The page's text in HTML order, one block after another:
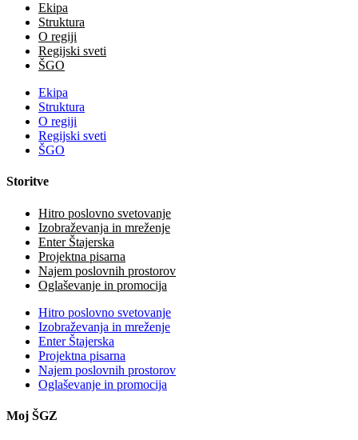
Ekipa
Struktura
O regiji
Regijski sveti
ŠGO
Ekipa
Struktura
O regiji
Regijski sveti
ŠGO
Storitve
Hitro poslovno svetovanje
Izobraževanja in mreženje
Enter Štajerska
Projektna pisarna
Najem poslovnih prostorov
Oglaševanje in promocija
Hitro poslovno svetovanje
Izobraževanja in mreženje
Enter Štajerska
Projektna pisarna
Najem poslovnih prostorov
Oglaševanje in promocija
Moj ŠGZ